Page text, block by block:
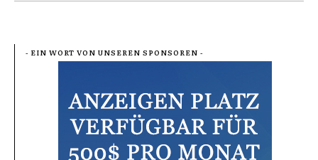
- EIN WORT VON UNSEREN SPONSOREN -